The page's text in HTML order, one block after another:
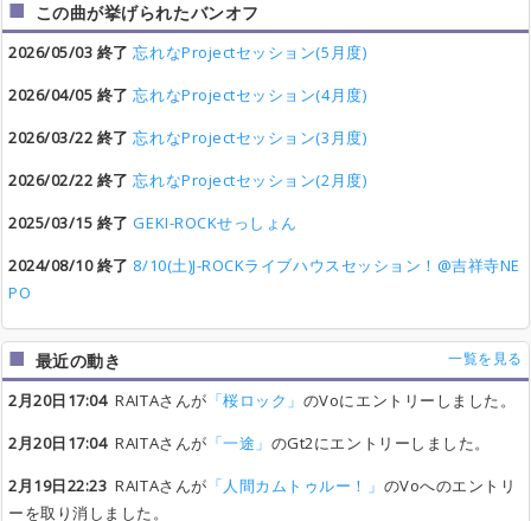
この曲が挙げられたバンオフ
2026/05/03 終了 忘れなProjectセッション(5月度)
2026/04/05 終了 忘れなProjectセッション(4月度)
2026/03/22 終了 忘れなProjectセッション(3月度)
2026/02/22 終了 忘れなProjectセッション(2月度)
2025/03/15 終了 GEKI-ROCKせっしょん
2024/08/10 終了 8/10(土)J-ROCKライブハウスセッション！@吉祥寺NE
PO
最近の動き 一覧を見る
2月20日17:04RAITAさんが 「桜ロック」 のVoにエントリーしました。
2月20日17:04RAITAさんが 「一途」 のGt2にエントリーしました。
2月19日22:23 RAITAさんが 「人間カムトゥルー！」 のVoへのエントリ
ーを取り消しました。